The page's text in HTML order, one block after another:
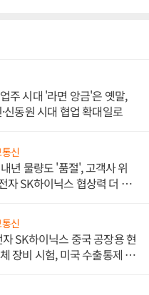
주 시대 '라면 앙금'은 옛말,
신동원 시대 협업 확대일로
신
년 물량도 '품절', 고객사 위
자 SK하이닉스 협상력 더 키
신
SK하이닉스 중국 공장용 현
장비 시험, 미국 수출통제 대